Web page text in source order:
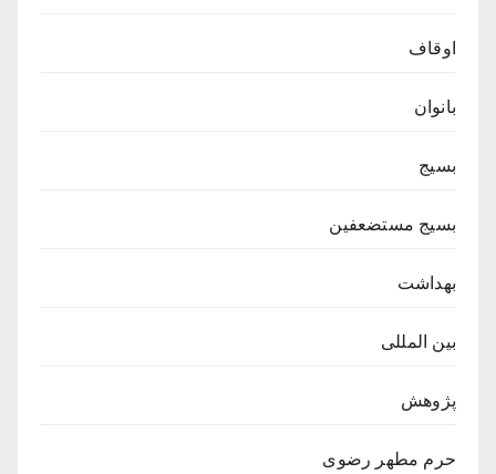
اوقاف
بانوان
بسیج
بسیج مستضعفین
بهداشت
بین المللی
پژوهش
حرم مطهر رضوی